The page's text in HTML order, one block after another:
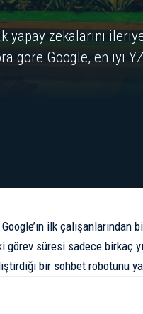
zekalarını
göre Google, en
ilk çalışanlarından
süresi sadece birkaç
bir sohbet robotunu